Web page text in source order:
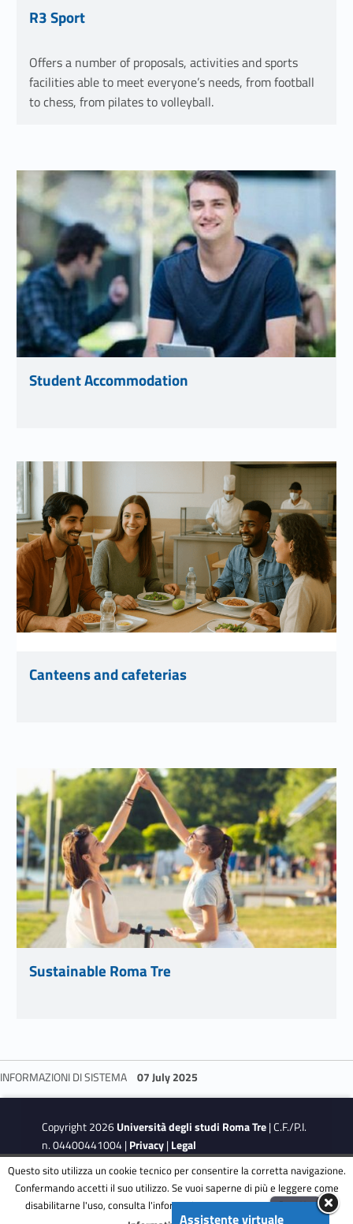
R3 Sport
Offers a number of proposals, activities and sports
facilities able to meet everyone’s needs, from football
to chess, from pilates to volleyball.
Link identifier #identifier__21199-13
Student Accommodation
Link identifier #identifier__23794-15
Canteens and cafeterias
Sustainable Roma Tre
INFORMAZIONI DI SISTEMA 07 July 2025
Copyright 2026Università degli studi Roma Tre| C.F./P.I.
n. 04400441004 |Privacy|Legal
Notes|Accessibility Accessibility Target
Assistente virtuale
This site is protected by reCAPTCHA and the GooglePrivacy
Questo sito utilizza un cookie tecnico per consentire la corretta navigazione.
Confermando accetti il suo utilizzo. Se vuoi saperne di più e leggere come
disabilitarne l'uso, consulta l'informativa estesa.ENG
Accetta